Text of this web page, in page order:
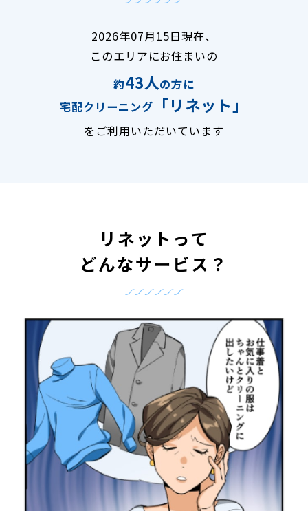
2026年07月15日現在、
このエリアにお住まいの
約43人の方に
宅配クリーニング
「リネット」
をご利用いただいています
リネットって
どんなサービス？